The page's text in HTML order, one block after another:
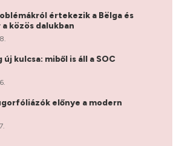
értekezik a Bëlga és
közös dalukban
kulcsa: miből is áll a SOC
előnye a modern